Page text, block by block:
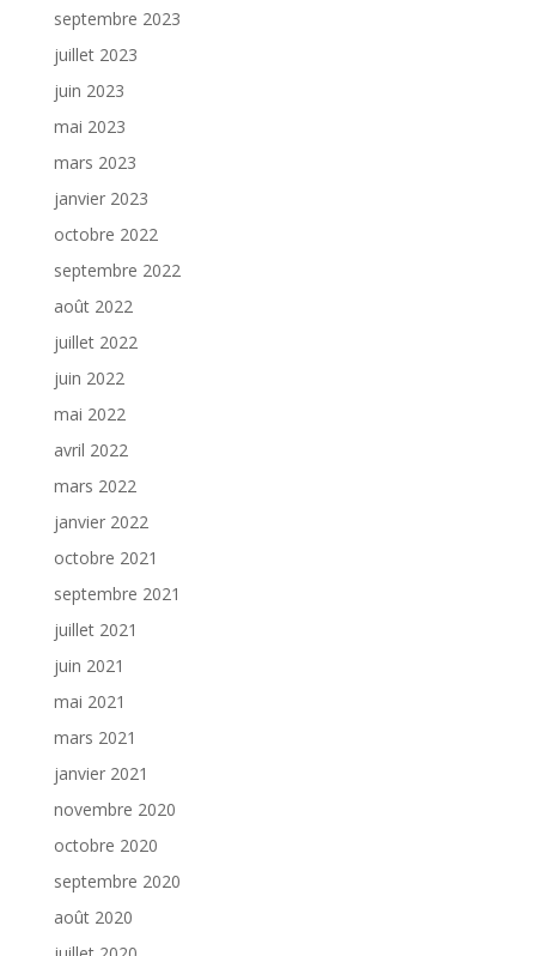
septembre 2023
juillet 2023
juin 2023
mai 2023
mars 2023
janvier 2023
octobre 2022
septembre 2022
août 2022
juillet 2022
juin 2022
mai 2022
avril 2022
mars 2022
janvier 2022
octobre 2021
septembre 2021
juillet 2021
juin 2021
mai 2021
mars 2021
janvier 2021
novembre 2020
octobre 2020
septembre 2020
août 2020